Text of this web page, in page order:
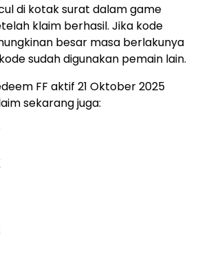
di kotak surat dalam game
klaim berhasil. Jika kode
besar masa berlakunya
sudah digunakan pemain lain.
FF aktif 21 Oktober 2025
sekarang juga: